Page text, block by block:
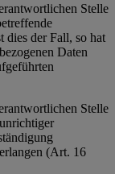
Stelle
dies der Fall, so hat
Daten
Stelle
(Art. 16